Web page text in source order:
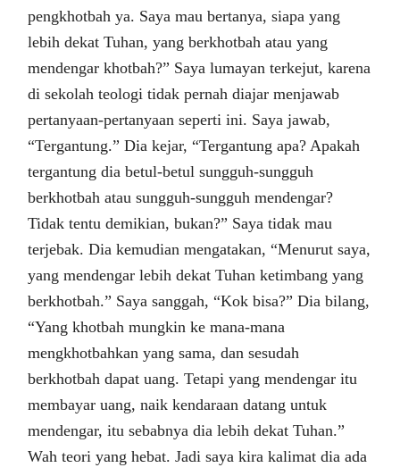
pengkhotbah ya. Saya mau bertanya, siapa yang
lebih dekat Tuhan, yang berkhotbah atau yang
mendengar khotbah?” Saya lumayan terkejut, karena
di sekolah teologi tidak pernah diajar menjawab
pertanyaan-pertanyaan seperti ini. Saya jawab,
“Tergantung.” Dia kejar, “Tergantung apa? Apakah
tergantung dia betul-betul sungguh-sungguh
berkhotbah atau sungguh-sungguh mendengar?
Tidak tentu demikian, bukan?” Saya tidak mau
terjebak. Dia kemudian mengatakan, “Menurut saya,
yang mendengar lebih dekat Tuhan ketimbang yang
berkhotbah.” Saya sanggah, “Kok bisa?” Dia bilang,
“Yang khotbah mungkin ke mana-mana
mengkhotbahkan yang sama, dan sesudah
berkhotbah dapat uang. Tetapi yang mendengar itu
membayar uang, naik kendaraan datang untuk
mendengar, itu sebabnya dia lebih dekat Tuhan.”
Wah teori yang hebat. Jadi saya kira kalimat dia ada